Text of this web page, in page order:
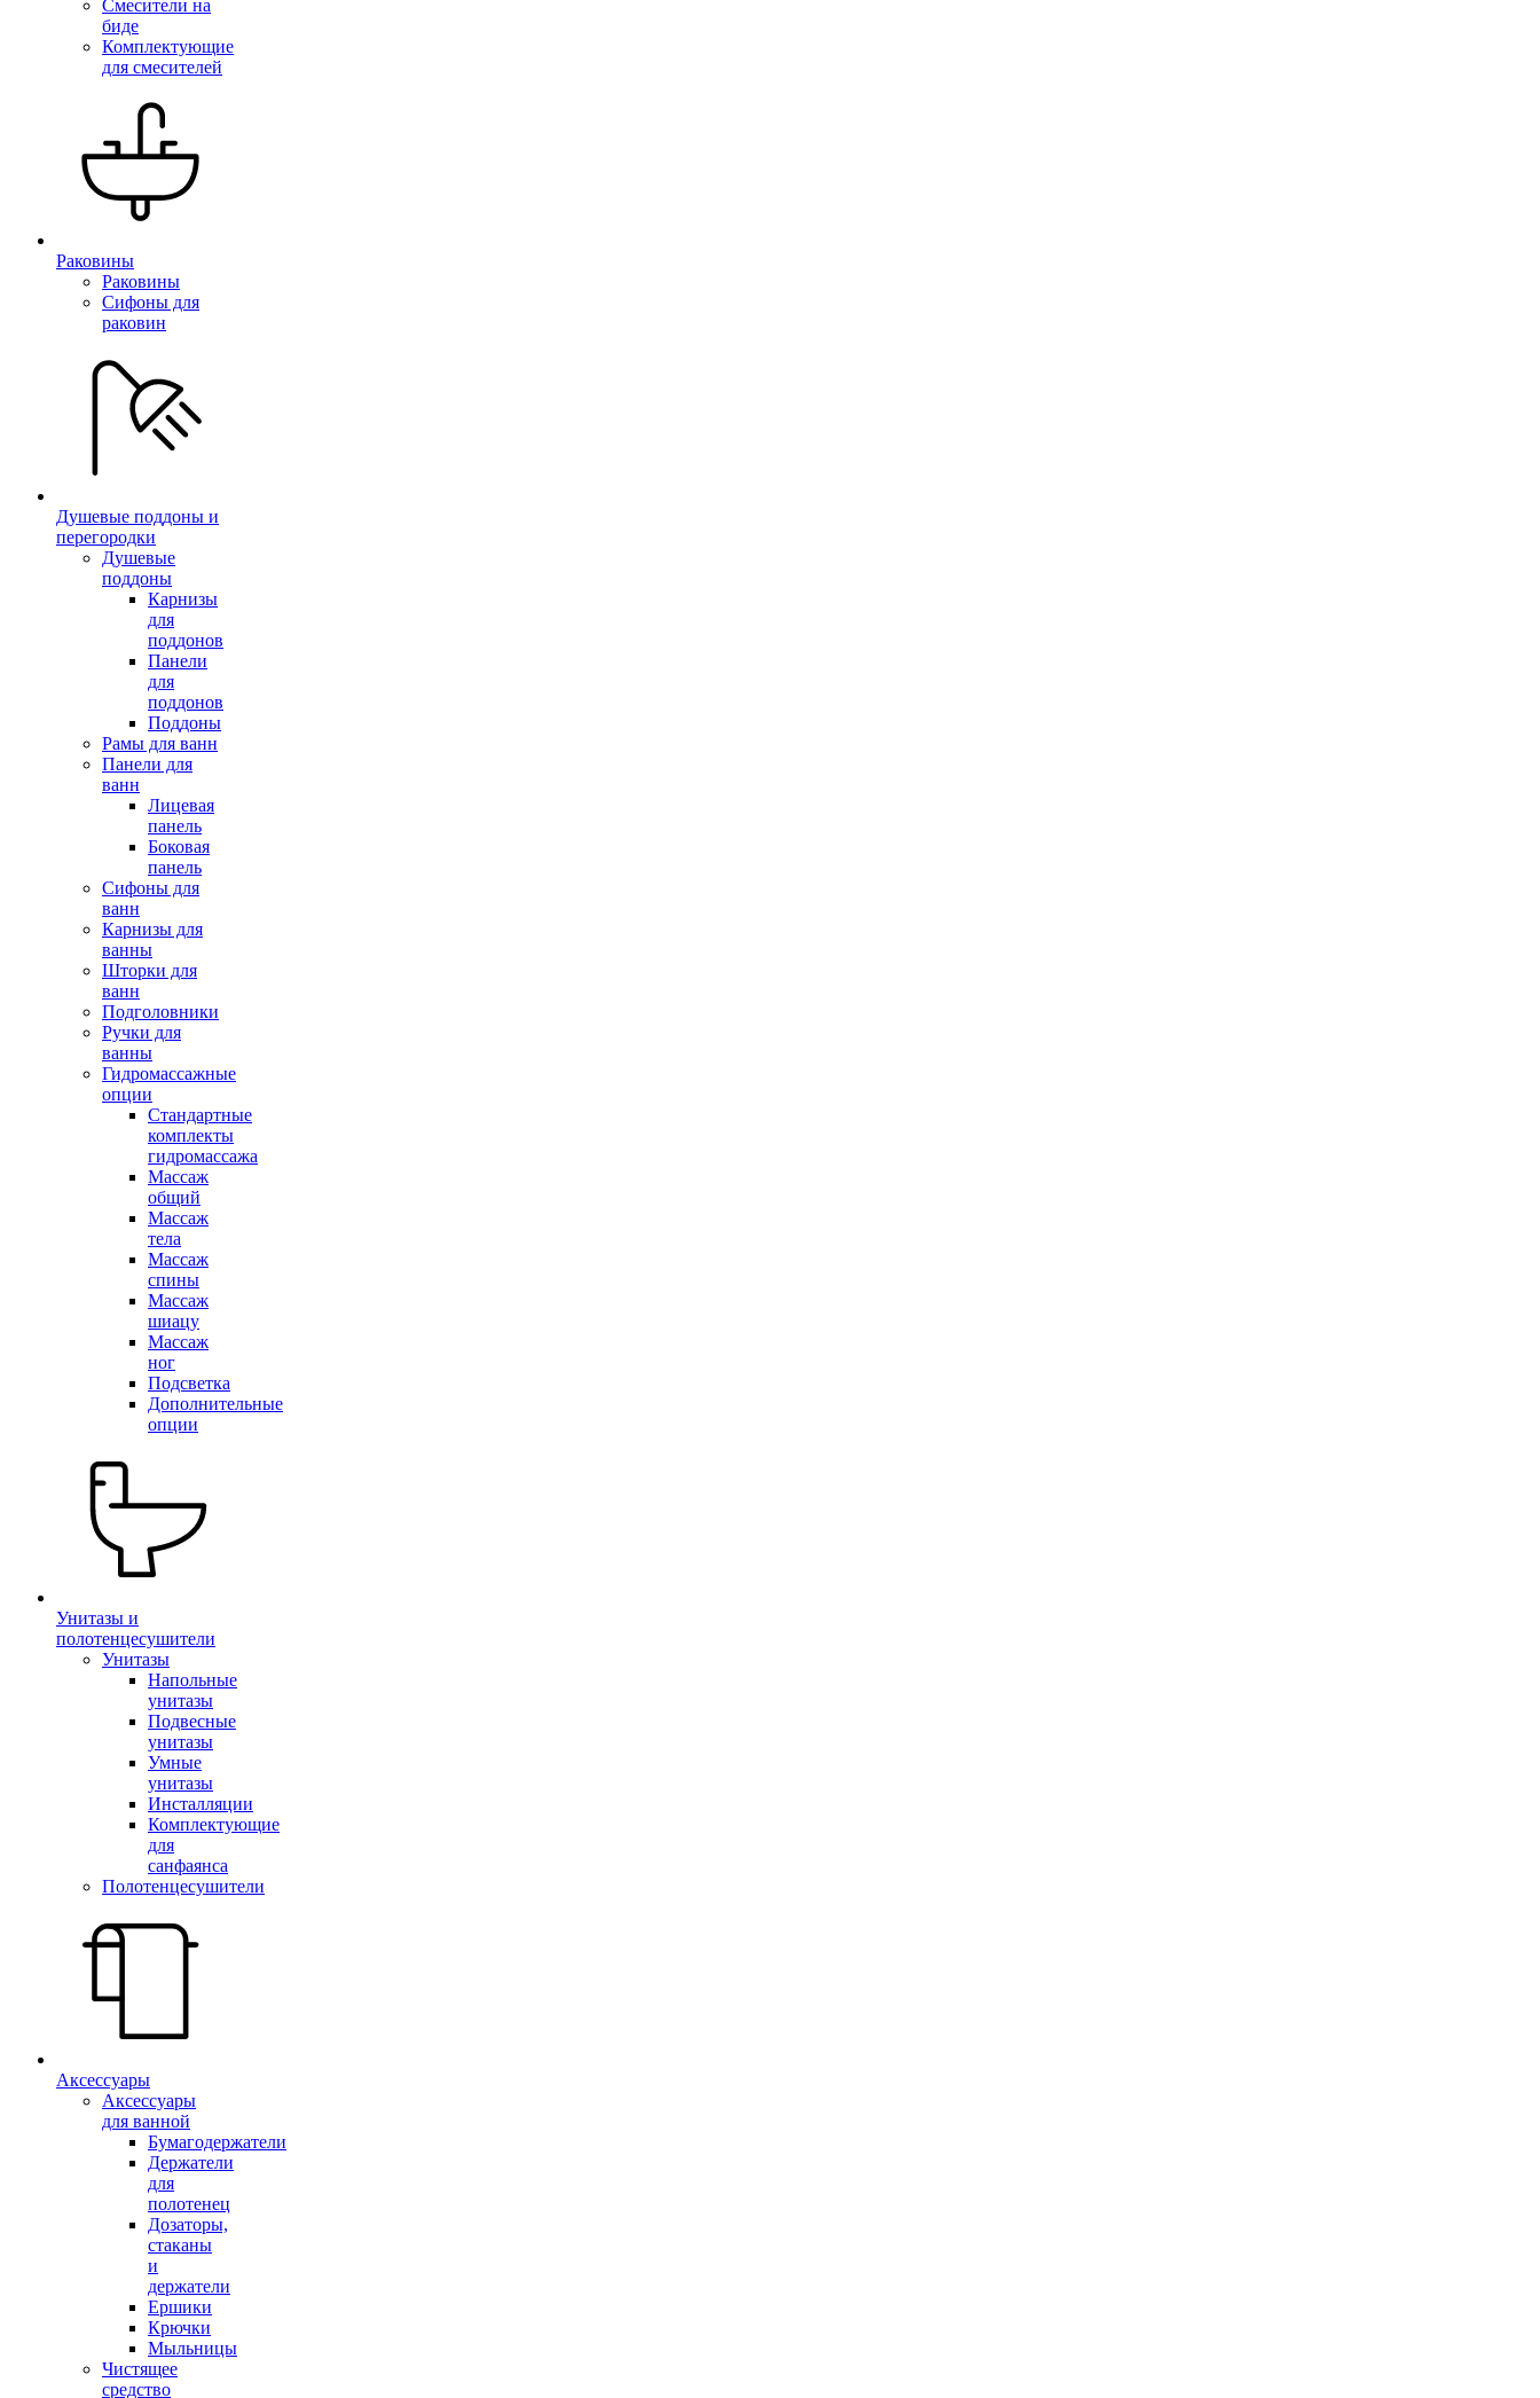
Смесители на
биде
Комплектующие
для смесителей
Раковины
Раковины
Сифоны для
раковин
Душевые поддоны и
перегородки
Душевые
поддоны
Карнизы
для
поддонов
Панели
для
поддонов
Поддоны
Рамы для ванн
Панели для
ванн
Лицевая
панель
Боковая
панель
Сифоны для
ванн
Карнизы для
ванны
Шторки для
ванн
Подголовники
Ручки для
ванны
Гидромассажные
опции
Стандартные
комплекты
гидромассажа
Массаж
общий
Массаж
тела
Массаж
спины
Массаж
шиацу
Массаж
ног
Подсветка
Дополнительные
опции
Унитазы и
полотенцесушители
Унитазы
Напольные
унитазы
Подвесные
унитазы
Умные
унитазы
Инсталляции
Комплектующие
для
санфаянса
Полотенцесушители
Аксессуары
Аксессуары
для ванной
Бумагодержатели
Держатели
для
полотенец
Дозаторы,
стаканы
и
держатели
Ершики
Крючки
Мыльницы
Чистящее
средство